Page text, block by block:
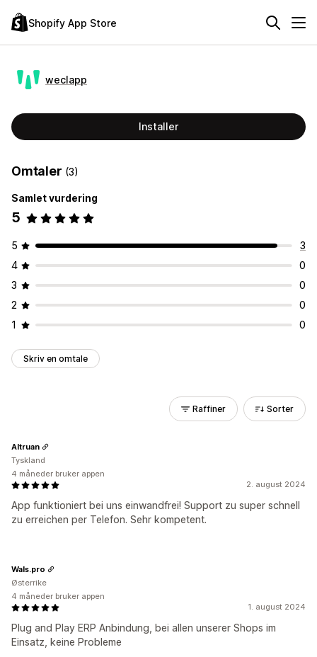
Shopify App Store
weclapp
Installer
Omtaler (3)
Samlet vurdering
5
5
3
4
0
3
0
2
0
1
0
Skriv en omtale
Raffiner Sorter
2. august 2024
App funktioniert bei uns einwandfrei! Support zu super schnell
zu erreichen per Telefon. Sehr kompetent.
Altruan
Tyskland
4 måneder bruker appen
1. august 2024
Plug and Play ERP Anbindung, bei allen unserer Shops im
Einsatz, keine Probleme
Wals.pro
Østerrike
4 måneder bruker appen